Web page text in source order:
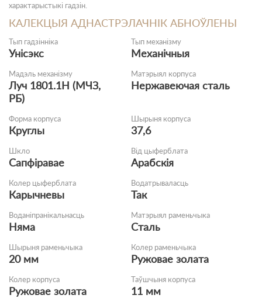
характарыстыкі гадзін.
КАЛЕКЦЫЯ АДНАСТРЭЛАЧНІК АБНОЎЛЕНЫ
Тып гадзінніка
Унісэкс
Тып механізму
Механічныя
Мадэль механізму
Луч 1801.1Н (МЧЗ,
РБ)
Матэрыял корпуса
Нержавеючая сталь
Форма корпуса
Круглы
Шырыня корпуса
37,6
Шкло
Сапфіравае
Від цыферблата
Арабскія
Колер цыферблата
Карычневы
Водатрываласць
Так
Воданіпранікальнасць
Няма
Матэрыял раменьчыка
Сталь
Шырыня раменьчыка
20 мм
Колер раменьчыка
Ружовае золата
Колер корпуса
Ружовае золата
Таўшчыня корпуса
11 мм